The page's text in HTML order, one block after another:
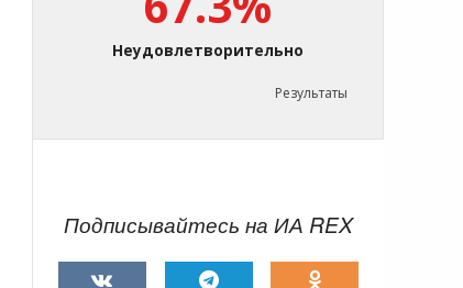
Неудовлетворительно
Результаты
Подписывайтесь на ИА REX